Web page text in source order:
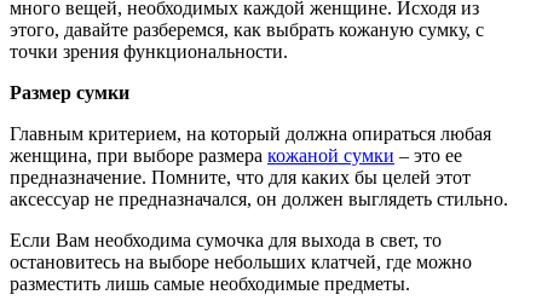
много вещей, необходимых каждой женщине. Исходя из
этого, давайте разберемся, как выбрать кожаную сумку, с
точки зрения функциональности.
Размер сумки
Главным критерием, на который должна опираться любая
женщина, при выборе размера кожаной сумки – это ее
предназначение. Помните, что для каких бы целей этот
аксессуар не предназначался, он должен выглядеть стильно.
Если Вам необходима сумочка для выхода в свет, то
остановитесь на выборе небольших клатчей, где можно
разместить лишь самые необходимые предметы.